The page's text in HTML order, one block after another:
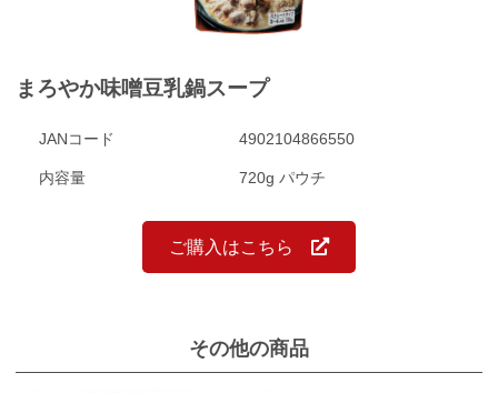
まろやか味噌󠄀豆乳鍋スープ
JANコード 4902104866550
内容量 720g パウチ
ご購入はこちら
その他の商品